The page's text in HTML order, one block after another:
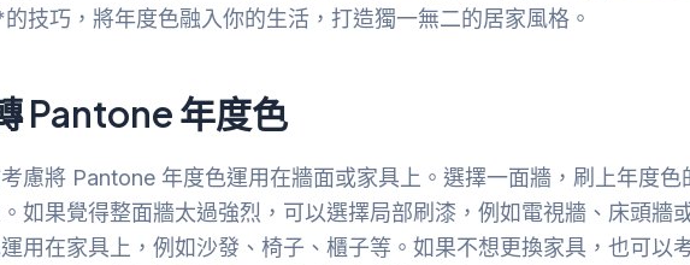
技巧，將年度色融入你的生活，打造獨一無二的居家風格。
Pantone 年度色
慮將 Pantone 年度色運用在牆面或家具上。選擇一面牆，刷上年度色
如果覺得整面牆太過強烈，可以選擇局部刷漆，例如電視牆、床頭牆
用在家具上，例如沙發、椅子、櫃子等。如果不想更換家具，也可以